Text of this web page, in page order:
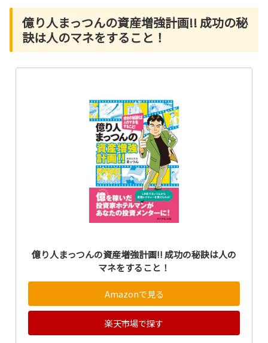
億り人まっつんの資産増強計画!! 成功の秘
訣は人のマネをすること！
億り人まっつんの資産増強計画!! 成功の秘訣は人の
マネをすること！
Amazonで見る
楽天市場で探す